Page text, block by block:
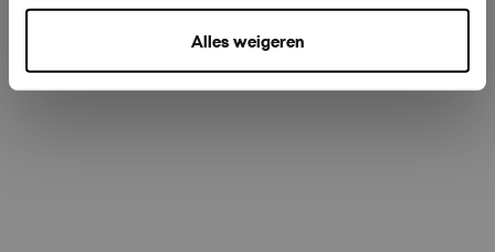
Alles weigeren